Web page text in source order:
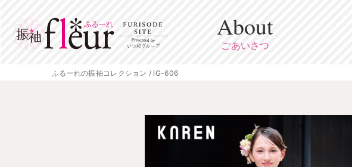
About
ごあいさつ
ふるーれの振袖コレクション / IG-606